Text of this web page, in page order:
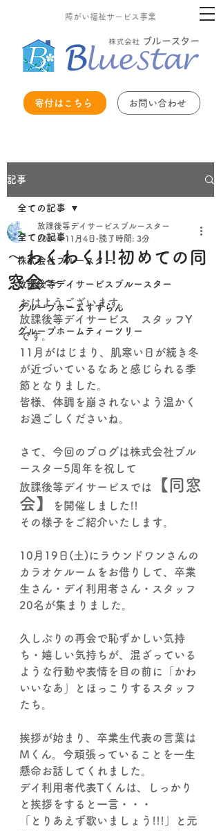
障がい福祉サービス事業
寄付はこちら お問い合わせ
記事
全ての記事
株式会社ブルースター
放課後等デイサービスブルースター
グループホームすずらん
グループホームティーツリー
全ての記事
～わくわく!!!初めての同
窓会～
放課後等デイサービスブルースター
2024年11月4日 読了時間: 3分
おはようございます。
放課後等デイサービス　スタッフY
です。
11月がはじまり、肌寒い日が続き 冬
が近づいているなあと感じられる季
節となりました。
皆様、体調を崩されないよう温かく
お過ごしくださいね。
さて、今回のブログは株式会社ブル
ースター5周年を祝して
放課後等デイサービスでは
【同窓
会】
を開催しました!!
その様子をご紹介いたします。
10月19日(土)にラウンドワンさんの
カラオケルームをお借りして、卒業
生さん・デイ利用者さん・スタッフ
20名が集まりました。
久しぶりの再会で恥ずかしい気持
ち・嬉しい気持ちが、混ざっている
ような行動や表情を目の前に「かわ
いいなあ」とほっこりするスタッフ
たち。
挨拶が始まり、卒業生代表の言葉は
Mくん。今頑張っていることを一生
懸命お話してくれました。
デイ利用者代表Tくんは、しっかり
と挨拶をすると一言・・・
「とりあえず歌いましょう!!!」と元